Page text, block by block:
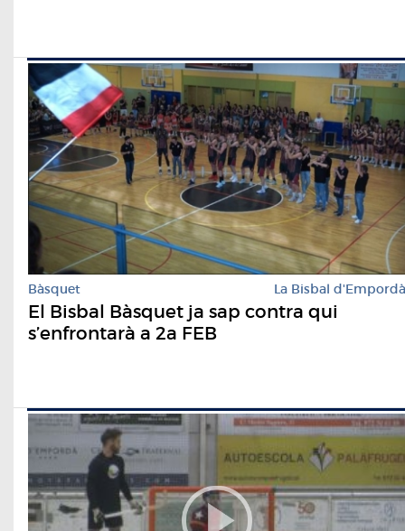
Bàsquet La Bisbal d'Empordà
El Bisbal Bàsquet ja sap contra qui
s’enfrontarà a 2a FEB